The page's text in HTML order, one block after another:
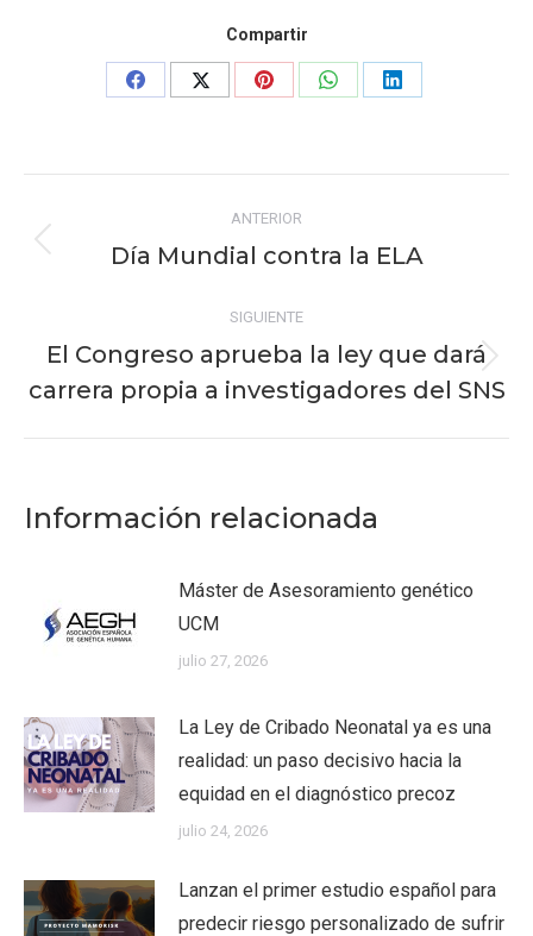
Compartir
Share
Share
Share
Share
Share
entre
ANTERIOR
Publicación
Día Mundial contra la ELA
SIGUIENTE
Publicación
siguiente:
El Congreso aprueba la ley que dará
carrera propia a investigadores del SNS
Información relacionada
Máster de Asesoramiento genético
UCM
julio 27, 2026
La Ley de Cribado Neonatal ya es una
realidad: un paso decisivo hacia la
equidad en el diagnóstico precoz
julio 24, 2026
Lanzan el primer estudio español para
predecir riesgo personalizado de sufrir